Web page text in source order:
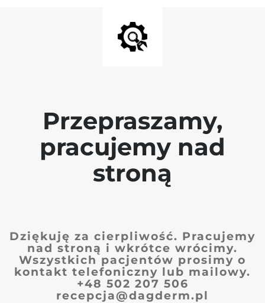
Przepraszamy,
pracujemy nad
stroną
Dziękuję za cierpliwość. Pracujemy
nad stroną i wkrótce wrócimy.
Wszystkich pacjentów prosimy o
kontakt telefoniczny lub mailowy.
+48 502 207 506
recepcja@dagderm.pl